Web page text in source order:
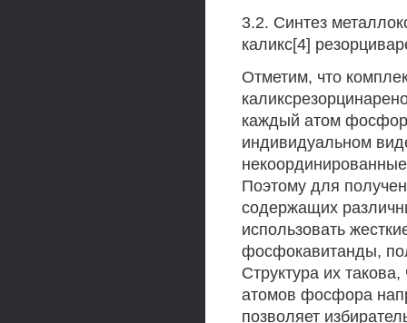
3.2. Синтез
каликс[4]
Отметим, что
каждый атом
индивидуальном
Поэтому для
содержащих
использовать
фосфокавитанды,
Структура их
атомов фосфора
позволяет